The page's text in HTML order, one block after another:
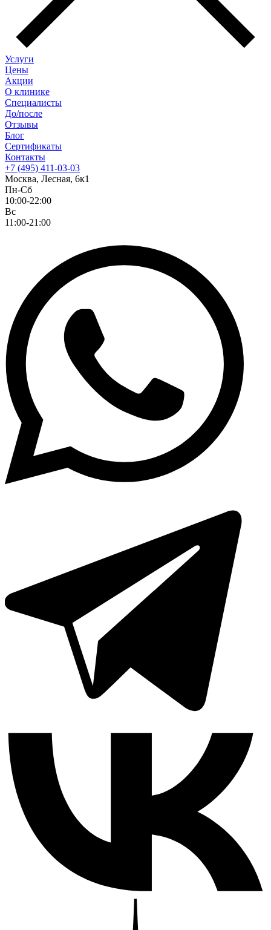
Услуги
Цены
Акции
О клинике
Специалисты
До/после
Отзывы
Блог
Сертификаты
Контакты
+7 (495) 411-03-03
Москва, Лесная, 6к1
Пн-Сб
10:00-22:00
Вс
11:00-21:00